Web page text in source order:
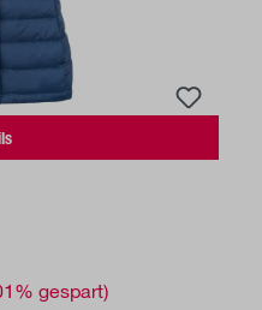
gespart)